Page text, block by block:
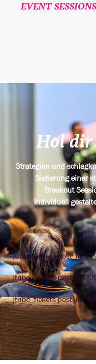
EVENT SESSIONS
Hol dir
Strategien und
Sicherung einer
Breakout
Individuell
[tribe_tickets
[tribe_tickets
[tribe_tickets